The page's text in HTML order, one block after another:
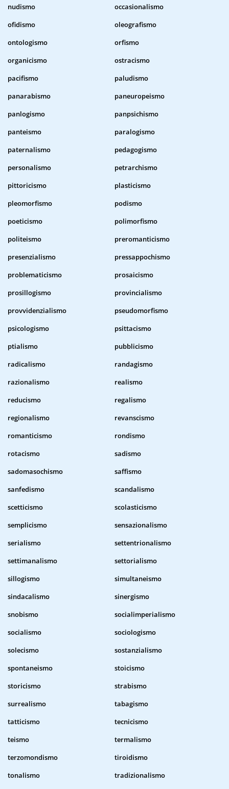
nudismo
occasionalismo
ofidismo
oleografismo
ontologismo
orfismo
organicismo
ostracismo
pacifismo
paludismo
panarabismo
paneuropeismo
panlogismo
panpsichismo
panteismo
paralogismo
paternalismo
pedagogismo
personalismo
petrarchismo
pittoricismo
plasticismo
pleomorfismo
podismo
poeticismo
polimorfismo
politeismo
preromanticismo
presenzialismo
pressappochismo
problematicismo
prosaicismo
prosillogismo
provincialismo
provvidenzialismo
pseudomorfismo
psicologismo
psittacismo
ptialismo
pubblicismo
radicalismo
randagismo
razionalismo
realismo
reducismo
regalismo
regionalismo
revanscismo
romanticismo
rondismo
rotacismo
sadismo
sadomasochismo
saffismo
sanfedismo
scandalismo
scetticismo
scolasticismo
semplicismo
sensazionalismo
serialismo
settentrionalismo
settimanalismo
settorialismo
sillogismo
simultaneismo
sindacalismo
sinergismo
snobismo
socialimperialismo
socialismo
sociologismo
solecismo
sostanzialismo
spontaneismo
stoicismo
storicismo
strabismo
surrealismo
tabagismo
tatticismo
tecnicismo
teismo
termalismo
terzomondismo
tiroidismo
tonalismo
tradizionalismo